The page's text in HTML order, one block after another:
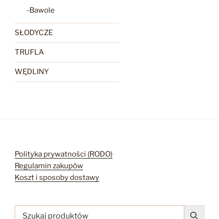
-Bawole
SŁODYCZE
TRUFLA
WĘDLINY
Polityka prywatności (RODO)
Regulamin zakupów
Koszt i sposoby dostawy